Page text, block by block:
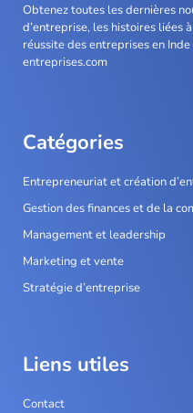
Obtenez toutes les dernières
d’entreprise, les histoires liées
réussite des entreprises en
entreprises.com
Catégories
Entrepreneuriat et création
Gestion des finances et de la
Management et leadership
Marketing et vente
Stratégie d’entreprise
Liens utiles
Contact